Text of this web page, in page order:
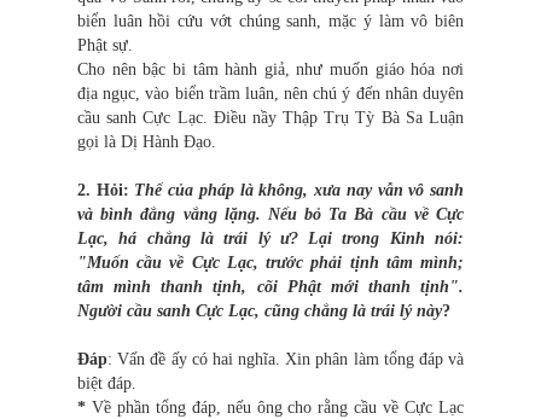
biển luân hồi cứu vớt chúng sanh, mặc ý làm vô biên
Phật sự.
Cho nên bậc bi tâm hành giả, như muốn giáo hóa nơi
địa ngục, vào biển trầm luân, nên chú ý đến nhân duyên
cầu sanh Cực Lạc. Điều nầy Thập Trụ Tỳ Bà Sa Luận
gọi là Dị Hành Đạo.
2. Hỏi: Thể của pháp là không, xưa nay vẫn vô sanh
và bình đẳng vắng lặng. Nếu bỏ Ta Bà cầu về Cực
Lạc, há chẳng là trái lý ư? Lại trong Kinh nói:
"Muốn cầu về Cực Lạc, trước phải tịnh tâm mình;
tâm mình thanh tịnh, cõi Phật mới thanh tịnh".
Người cầu sanh Cực Lạc, cũng chẳng là trái lý này?
Đáp: Vấn đề ấy có hai nghĩa. Xin phân làm tổng đáp và
biệt đáp.
* Về phần tổng đáp, nếu ông cho rằng cầu về Cực Lạc